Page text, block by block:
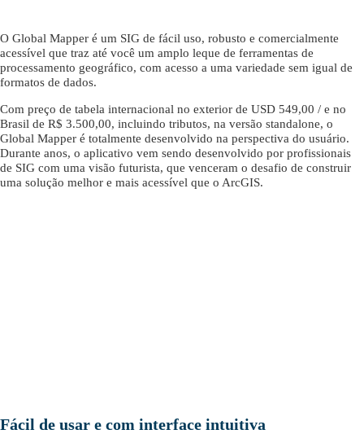
O Global Mapper é um SIG de fácil uso, robusto e comercialmente
acessível que traz até você um amplo leque de ferramentas de
processamento geográfico, com acesso a uma variedade sem igual de
formatos de dados.
Com preço de tabela internacional no exterior de USD 549,00 / e no
Brasil de R$ 3.500,00, incluindo tributos, na versão standalone, o
Global Mapper é totalmente desenvolvido na perspectiva do usuário.
Durante anos, o aplicativo vem sendo desenvolvido por profissionais
de SIG com uma visão futurista, que venceram o desafio de construir
uma solução melhor e mais acessível que o ArcGIS.
Fácil de usar e com interface intuitiva